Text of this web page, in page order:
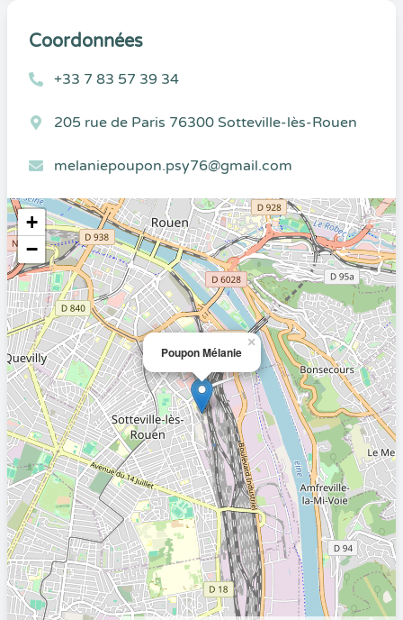
Coordonnées
+33 7 83 57 39 34
205 rue de Paris 76300 Sotteville-lès-Rouen
melaniepoupon.psy76@gmail.com
Poupon Mélanie
×
+
−